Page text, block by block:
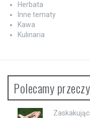
Herbata
Inne tematy
Kawa
Kulinaria
Polecamy